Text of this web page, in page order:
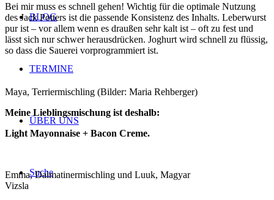
BLOG
TERMINE
ÜBER UNS
Suche
Bei mir muss es schnell gehen! Wichtig für die optimale Nutzung
des Jack Potters ist die passende Konsistenz des Inhalts. Leberwurst
pur ist – vor allem wenn es draußen sehr kalt ist – oft zu fest und
lässt sich nur schwer herausdrücken. Joghurt wird schnell zu flüssig,
so dass die Sauerei vorprogrammiert ist.
Maya, Terriermischling (Bilder: Maria Rehberger)
Meine Lieblingsmischung ist deshalb:
Light Mayonnaise + Bacon Creme.
Emma, Dalmatinermischling und Luuk, Magyar
Vizsla